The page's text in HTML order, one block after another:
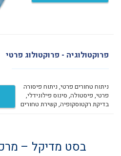
פרוקטולוגיה - פרוקטולוג פרטי
ניתוח טחורים פרטי, ניתוח פיסורה
פרטי, פיסטולה, סינוס פילונידלי,
בדיקת רקטוסקופיה, קשירת טחורים
בסט מדיקל –